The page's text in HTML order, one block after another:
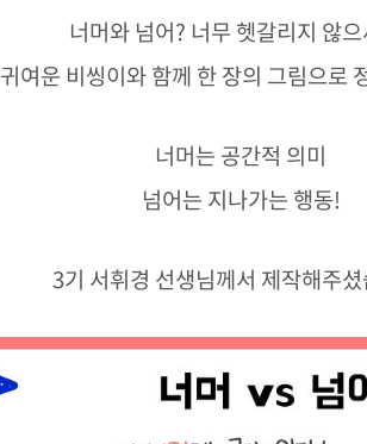
너머와 넘어? 너무 헷갈리지 않
귀여운 비씽이와 함께 한 장의 그림으로
너머는 공간적 의미
넘어는 지나가는 행동!
3기 서휘경 선생님께서 제작해주